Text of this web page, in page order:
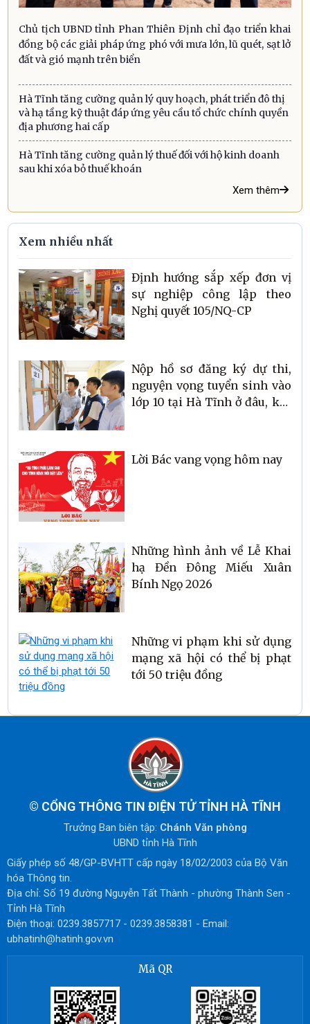
Chủ tịch UBND tỉnh Phan Thiên Định chỉ đạo triển khai
đồng bộ các giải pháp ứng phó với mưa lớn, lũ quét, sạt lở
đất và gió mạnh trên biển
Hà Tĩnh tăng cường quản lý quy hoạch, phát triển đô thị
và hạ tầng kỹ thuật đáp ứng yêu cầu tổ chức chính quyền
địa phương hai cấp
Hà Tĩnh tăng cường quản lý thuế đối với hộ kinh doanh
sau khi xóa bỏ thuế khoán
Xem thêm
Xem nhiều nhất
Định hướng sắp xếp đơn vị
sự nghiệp công lập theo
Nghị quyết 105/NQ-CP
Nộp hồ sơ đăng ký dự thi,
nguyện vọng tuyển sinh vào
lớp 10 tại Hà Tĩnh ở đâu, khi
Lời Bác vang vọng hôm nay
Những hình ảnh về Lễ Khai
hạ Đền Đông Miếu Xuân
Bính Ngọ 2026
Những vi phạm khi sử dụng
mạng xã hội có thể bị phạt
tới 50 triệu đồng
© CỔNG THÔNG TIN ĐIỆN TỬ TỈNH HÀ TĨNH
Trưởng Ban biên tập: Chánh Văn phòng
UBND tỉnh Hà Tĩnh
Giấy phép số 48/GP-BVHTT cấp ngày 18/02/2003 của Bộ Văn
hóa Thông tin.
Địa chỉ: Số 19 đường Nguyễn Tất Thành - phường Thành Sen -
Tỉnh Hà Tĩnh
Điện thoại: 0239.3857717 - 0239.3858381 - Email:
ubhatinh@hatinh.gov.vn
Mã QR